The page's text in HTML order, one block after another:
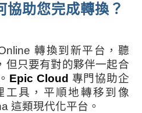
助您完成轉換？
轉換到新平台，聽
但只要有對的夥伴一起合
Epic Cloud 專門協助企
工具，平順地轉移到像
這類現代化平台。